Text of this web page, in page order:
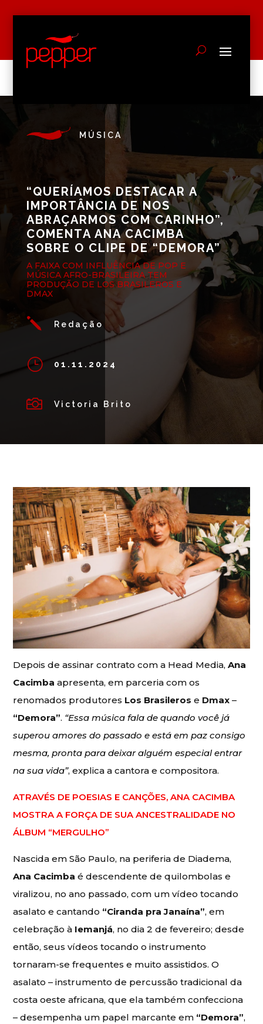
MÚSICA
“QUERÍAMOS DESTACAR A
IMPORTÂNCIA DE NOS
ABRAÇARMOS COM CARINHO”,
COMENTA ANA CACIMBA
SOBRE O CLIPE DE “DEMORA”
A FAIXA COM INFLUÊNCIA DE POP E
MÚSICA AFRO-BRASILEIRA TEM
PRODUÇÃO DE LOS BRASILEROS E
DMAX
j Redação
} 01.11.2024
 Victoria Brito
Depois de assinar contrato com a Head Media,Ana
Cacimba apresenta, em parceria com os
renomados produtores Los Brasileros e Dmax –
“Demora”. “Essa música fala de quando você já
superou amores do passado e está em paz consigo
mesma, pronta para deixar alguém especial entrar
na sua vida”, explica a cantora e compositora.
ATRAVÉS DE POESIAS E CANÇÕES, ANA CACIMBA
MOSTRA A FORÇA DE SUA ANCESTRALIDADE NO
ÁLBUM “MERGULHO”
Nascida em São Paulo, na periferia de Diadema,
Ana Cacimba é descendente de quilombolas e
viralizou, no ano passado, com um vídeo tocando
asalato e cantando “Ciranda pra Janaína”, em
celebração à Iemanjá, no dia 2 de fevereiro; desde
então, seus vídeos tocando o instrumento
tornaram-se frequentes e muito assistidos. O
asalato – instrumento de percussão tradicional da
costa oeste africana, que ela também confecciona
– desempenha um papel marcante em “Demora”,